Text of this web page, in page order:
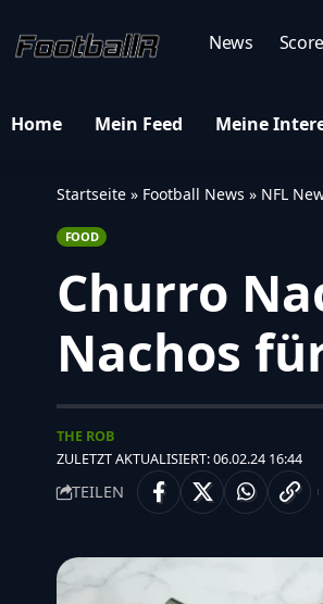
News
Home Mein Feed Meine
Startseite » Football News » NFL
FOOD
Churro
Nachos
ZULETZT AKTUALISIERT: 06.02.24 16:44
THE ROB
TEILEN